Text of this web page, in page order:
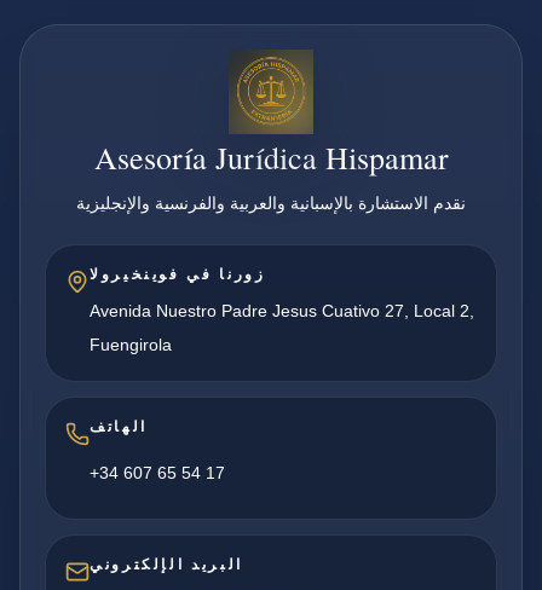
Asesoría Jurídica Hispamar
نقدم الاستشارة بالإسبانية والعربية والفرنسية والإنجليزية
زورنا في فوينخيرولا
Avenida Nuestro Padre Jesus Cuativo 27, Local 2,
Fuengirola
الهاتف
+34 607 65 54 17
البريد الإلكتروني